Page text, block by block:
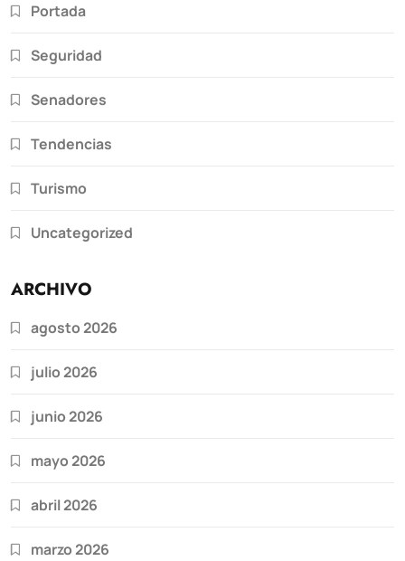
Portada
Seguridad
Senadores
Tendencias
Turismo
Uncategorized
ARCHIVO
agosto 2026
julio 2026
junio 2026
mayo 2026
abril 2026
marzo 2026